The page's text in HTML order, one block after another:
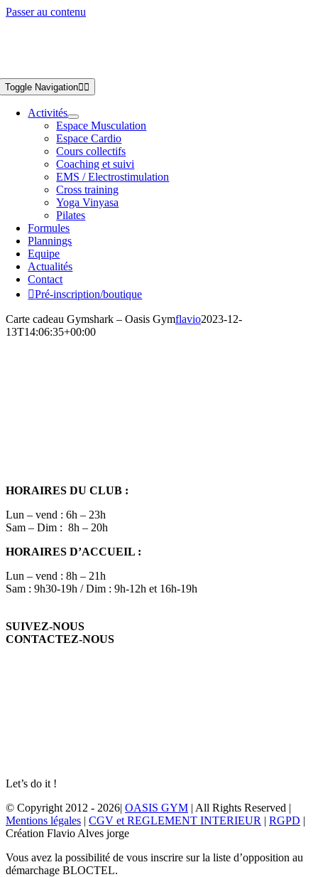
Passer au contenu
Toggle Navigation
Activités
Espace Musculation
Espace Cardio
Cours collectifs
Coaching et suivi
EMS / Electrostimulation
Cross training
Yoga Vinyasa
Pilates
Formules
Plannings
Equipe
Actualités
Contact
Pré-inscription/boutique
Carte cadeau Gymshark – Oasis Gymflavio2023-12-
13T14:06:35+00:00
HORAIRES DU CLUB :
Lun – vend : 6h – 23h
Sam – Dim : 8h – 20h
HORAIRES D’ACCUEIL :
Lun – vend : 8h – 21h
Sam : 9h30-19h / Dim : 9h-12h et 16h-19h
SUIVEZ-NOUS
CONTACTEZ-NOUS
Let’s do it !
© Copyright 2012 - 2026| OASIS GYM | All Rights Reserved |
Mentions légales | CGV et REGLEMENT INTERIEUR | RGPD |
Création Flavio Alves jorge
Vous avez la possibilité de vous inscrire sur la liste d’opposition au
démarchage BLOCTEL.